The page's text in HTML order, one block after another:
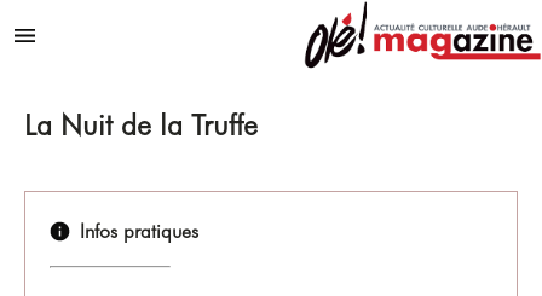
Menu
La Nuit de la Truffe
Infos pratiques